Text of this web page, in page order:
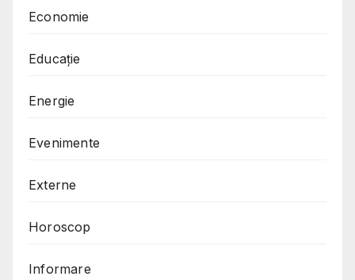
Economie
Educație
Energie
Evenimente
Externe
Horoscop
Informare